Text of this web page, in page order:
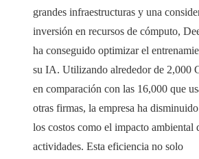
grandes infraestructuras y una
inversión en recursos de cómputo,
ha conseguido optimizar el
su IA. Utilizando alrededor de 2,000
en comparación con las 16,000 que
otras firmas, la empresa ha
los costos como el impacto ambiental
actividades. Esta eficiencia no solo